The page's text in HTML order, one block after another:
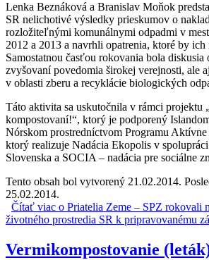
Lenka Beznáková a Branislav Moňok
SR nelichotivé výsledky prieskumov o
rozložiteľnými komunálnymi odpadmi v
2012 a 2013 a navrhli opatrenia, ktoré by
Samostatnou časťou rokovania bola diskusia
zvyšovaní povedomia širokej verejnosti, ale
v oblasti zberu a recyklácie biologických
Táto aktivita sa uskutočnila v rámci projektu
kompostovaní!“, ktorý je podporený
Nórskom prostredníctvom Programu
ktorý realizuje Nadácia Ekopolis v
Slovenska a SOCIA – nadácia pre sociálne
Tento obsah bol vytvorený 21.02.2014.
25.02.2014.
Čítať viac o Priatelia Zeme – SPZ rokovali
životného prostredia SR k pripravovanému
Vermikompostovanie